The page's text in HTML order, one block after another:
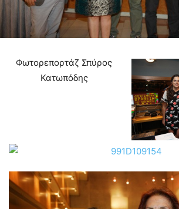
Φωτορεπορτάζ Σπύρος
Κατωπόδης